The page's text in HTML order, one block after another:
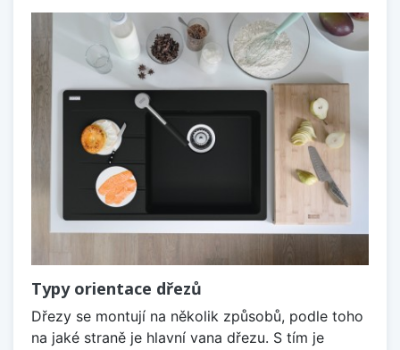
Typy orientace dřezů
Dřezy se montují na několik způsobů, podle toho
na jaké straně je hlavní vana dřezu. S tím je